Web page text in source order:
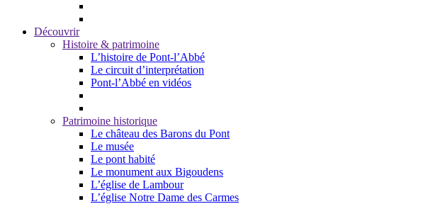
Découvrir
Histoire & patrimoine
L’histoire de Pont-l’Abbé
Le circuit d’interprétation
Pont-l’Abbé en vidéos
Patrimoine historique
Le château des Barons du Pont
Le musée
Le pont habité
Le monument aux Bigoudens
L’église de Lambour
L’église Notre Dame des Carmes